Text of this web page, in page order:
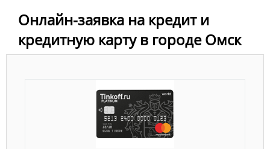
Онлайн-заявка на кредит и
кредитную карту в городе Омск